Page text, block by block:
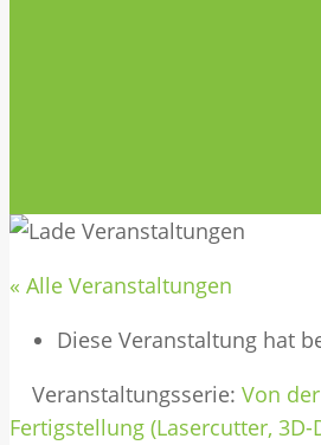
« Alle Veranstaltungen
Diese Veranstaltung hat
Veranstaltungsserie: Von
Fertigstellung (Lasercutter, 3D-